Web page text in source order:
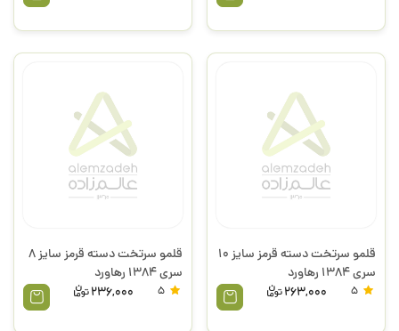
قلمو سرتخت دسته قرمز سایز 10
سری 1384 رهاورد
263,000
قلمو سرتخت دسته قرمز سایز 8
سری 1384 رهاورد
236,000